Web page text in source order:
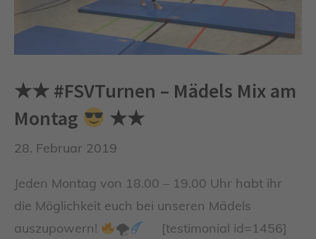
★★ #FSVTurnen – Mädels Mix am
Montag
★★
28. Februar 2019
Jeden Montag von 18.00 – 19.00 Uhr habt ihr
die Möglichkeit euch bei unseren Mädels
auszupowern!
🌪
[testimonial id=1456]